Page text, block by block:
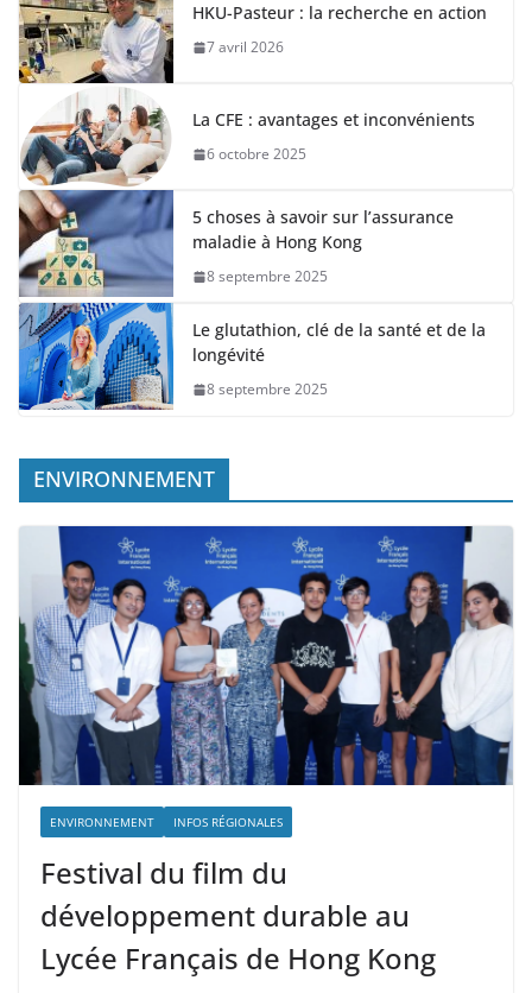
HKU-Pasteur : la recherche en action
7 avril 2026
La CFE : avantages et inconvénients
6 octobre 2025
5 choses à savoir sur l’assurance
maladie à Hong Kong
8 septembre 2025
Le glutathion, clé de la santé et de la
longévité
8 septembre 2025
ENVIRONNEMENT
ENVIRONNEMENT INFOS RÉGIONALES
Festival du film du
développement durable au
Lycée Français de Hong Kong